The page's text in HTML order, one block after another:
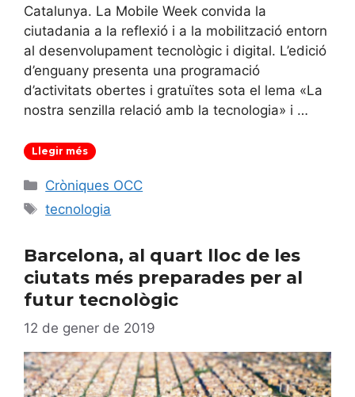
Catalunya. La Mobile Week convida la
ciutadania a la reflexió i a la mobilització entorn
al desenvolupament tecnològic i digital. L’edició
d’enguany presenta una programació
d’activitats obertes i gratuïtes sota el lema «La
nostra senzilla relació amb la tecnologia» i …
Llegir més
Categories
Cròniques OCC
Etiquetes
tecnologia
Barcelona, al quart lloc de les
ciutats més preparades per al
futur tecnològic
12 de gener de 2019